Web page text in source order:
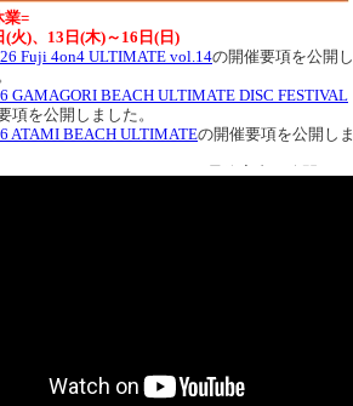
業=
(火)、13日(木)～16日(日)
Fuji 4on4 ULTIMATE vol.14の開催要項を公開し
GAMAGORI BEACH ULTIMATE DISC FESTIVAL
項を公開しました。
ATAMI BEACH ULTIMATEの開催要項を公開しま
GREATEST CUP CHUBUの最終案内を公開しま
た。